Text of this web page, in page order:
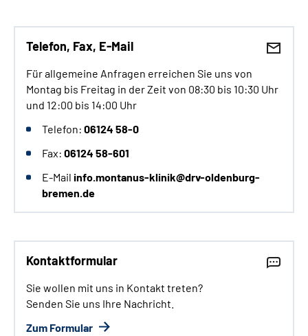
Telefon, Fax, E-Mail
Für allgemeine Anfragen erreichen Sie uns von
Montag bis Freitag in der Zeit von 08:30 bis 10:30 Uhr
und 12:00 bis 14:00 Uhr
Telefon: 06124 58-0
Fax: 06124 58-601
E-Mail info.montanus-klinik@drv-oldenburg-
bremen.de
Kontaktformular
Sie wollen mit uns in Kontakt treten?
Senden Sie uns Ihre Nachricht.
Zum Formular